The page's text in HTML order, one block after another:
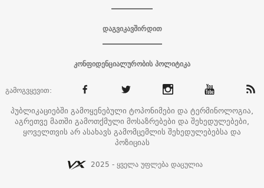
დაგვიკავშირდით
კონფიდენციალურობის პოლიტიკა
გამოგვყევით:
პუბლიკაციებში გამოყენებული ტოპონიმები და ტერმინოლოგია,
აგრეთვე მათში გამოთქმული მოსაზრებები და შეხედულებები,
ყოველთვის არ ასახავს გამომცემლის შეხედულებებსა და
პოზიციას
2025 - ყველა უფლება დაცულია